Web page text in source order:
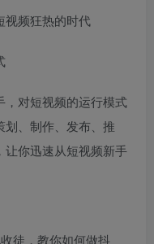
视频狂热的时代
对短视频的运行模式
、制作、发布、推
让你迅速从短视频新手